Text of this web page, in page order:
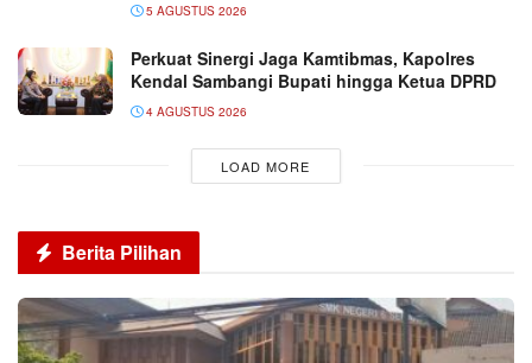
5 AGUSTUS 2026
Perkuat Sinergi Jaga Kamtibmas, Kapolres
Kendal Sambangi Bupati hingga Ketua DPRD
4 AGUSTUS 2026
LOAD MORE
Berita Pilihan